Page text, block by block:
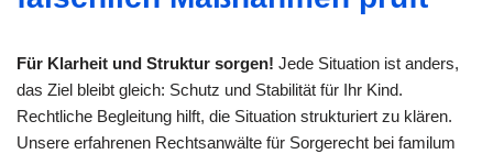
Für Klarheit und Struktur sorgen! Jede Situation ist anders,
das Ziel bleibt gleich: Schutz und Stabilität für Ihr Kind.
Rechtliche Begleitung hilft, die Situation strukturiert zu klären.
Unsere erfahrenen Rechtsanwälte für Sorgerecht bei familum